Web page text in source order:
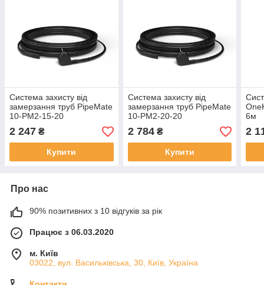
Система захисту від
замерзання труб PipeMate
10-PM2-15-20
2 247 ₴
Купити
Система захисту від
замерзання труб PipeMate
10-PM2-20-20
2 784₴
Купити
6м
2
Про нас
90% позитивних з 10 відгуків за рік
Працює з 06.03.2020
м. Київ
03022, вул. Васильківська, 30, Київ, Україна